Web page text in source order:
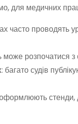
для медичних
часто проводять
може розпочатися
: багато судів
стенди,